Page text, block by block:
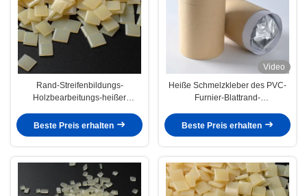
Rand-Streifenbildungs-
Holzbearbeitungs-heißer
Banderoliermaschine
Beste Preis erhalten
Video
Heiße Schmelzkleber des PVC-
Furnier-Blattrand-
für Möbel
Beste Preis erhalten